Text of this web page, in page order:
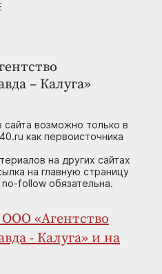
– Калуга»
возможно только в
как первоисточника
на других сайтах
на главную страницу
follow обязательна.
«Агентство
- Калуга» и на